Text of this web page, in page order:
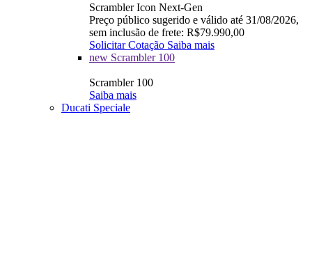
Scrambler Icon Next-Gen
Preço público sugerido e válido até 31/08/2026,
sem inclusão de frete: R$79.990,00
Solicitar Cotação Saiba mais
new Scrambler 100
Scrambler 100
Saiba mais
Ducati Speciale